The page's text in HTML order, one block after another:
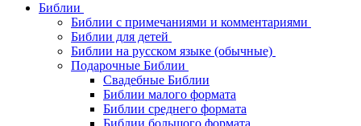
Библии
Библии с примечаниями и комментариями
Библии для детей
Библии на русском языке (обычные)
Подарочные Библии
Свадебные Библии
Библии малого формата
Библии среднего формата